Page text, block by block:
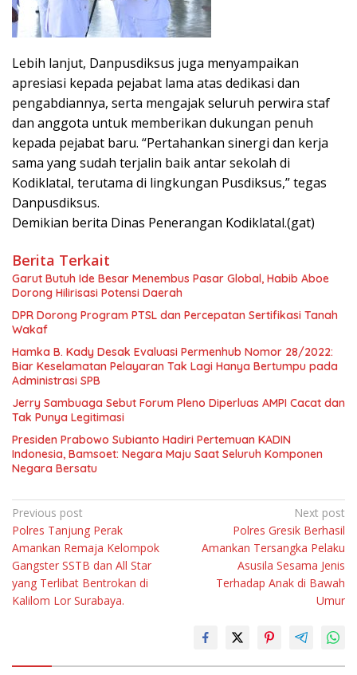
Lebih lanjut, Danpusdiksus juga menyampaikan
apresiasi kepada pejabat lama atas dedikasi dan
pengabdiannya, serta mengajak seluruh perwira staf
dan anggota untuk memberikan dukungan penuh
kepada pejabat baru. “Pertahankan sinergi dan kerja
sama yang sudah terjalin baik antar sekolah di
Kodiklatal, terutama di lingkungan Pusdiksus,” tegas
Danpusdiksus.
Demikian berita Dinas Penerangan Kodiklatal.(gat)
Berita Terkait
Garut Butuh Ide Besar Menembus Pasar Global, Habib Aboe
Dorong Hilirisasi Potensi Daerah
DPR Dorong Program PTSL dan Percepatan Sertifikasi Tanah
Wakaf
Hamka B. Kady Desak Evaluasi Permenhub Nomor 28/2022:
Biar Keselamatan Pelayaran Tak Lagi Hanya Bertumpu pada
Administrasi SPB
Jerry Sambuaga Sebut Forum Pleno Diperluas AMPI Cacat dan
Tak Punya Legitimasi
Presiden Prabowo Subianto Hadiri Pertemuan KADIN
Indonesia, Bamsoet: Negara Maju Saat Seluruh Komponen
Negara Bersatu
Navigasi
pos
Previous post
Polres Tanjung Perak
Amankan Remaja Kelompok
Gangster SSTB dan All Star
yang Terlibat Bentrokan di
Kalilom Lor Surabaya.
Next post
Polres Gresik Berhasil
Amankan Tersangka Pelaku
Asusila Sesama Jenis
Terhadap Anak di Bawah
Umur